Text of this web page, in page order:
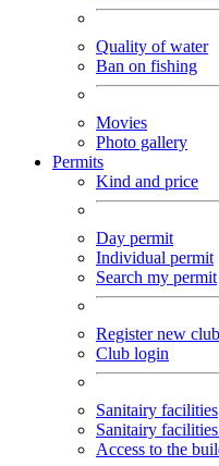
Quality of water
Ban on fishing
Movies
Photo gallery
Permits
Kind and price
Day permit
Individual permit
Search my permit
Register new club
Club login
Sanitairy facilities
Sanitairy
Access to the